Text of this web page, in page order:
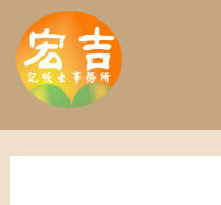
內
容